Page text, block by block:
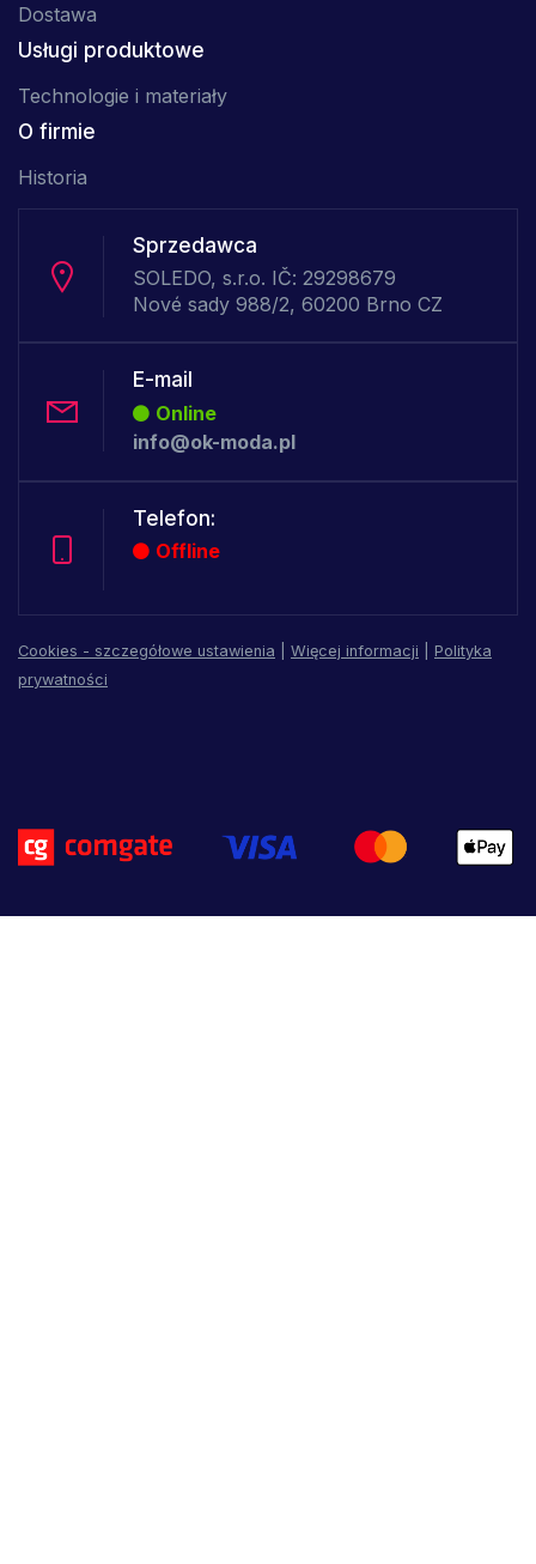
Dostawa
Usługi produktowe
Technologie i materiały
O firmie
Historia
Sprzedawca
SOLEDO, s.r.o. IČ: 29298679
Nové sady 988/2, 60200 Brno CZ
E-mail
Online
info@ok-moda.pl
Telefon:
Offline
Cookies - szczegółowe ustawienia Więcej informacji
Polityka
prywatności